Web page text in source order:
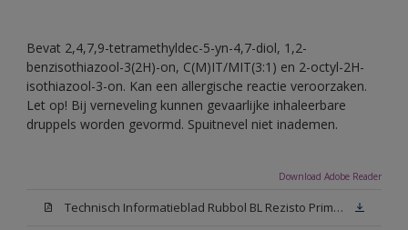
Bevat 2,4,7,9-tetramethyldec-5-yn-4,7-diol, 1,2-
benzisothiazool-3(2H)-on, C(M)IT/MIT(3:1) en 2-octyl-2H-
isothiazool-3-on. Kan een allergische reactie veroorzaken.
Let op! Bij verneveling kunnen gevaarlijke inhaleerbare
druppels worden gevormd. Spuitnevel niet inademen.
Download Adobe Reader
Technisch Informatieblad Rubbol BL Rezisto Primer (New Livery) (PDF)